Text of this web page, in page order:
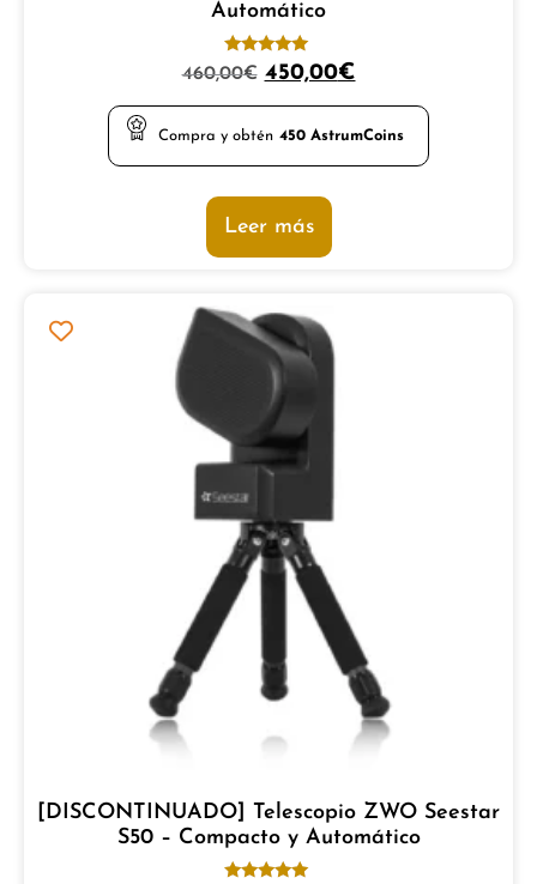
Automático
Valorado
con
460,00€ 450,00€
Compra y obtén 450 AstrumCoins
Leer más
[DISCONTINUADO] Telescopio ZWO Seestar
S50 – Compacto y Automático